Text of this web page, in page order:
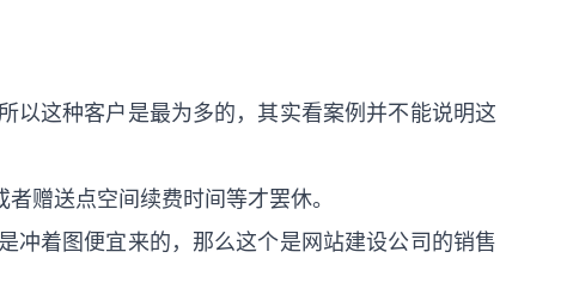
以这种客户是最为多的，其实看案例并不能说明这
赠送点空间续费时间等才罢休。
冲着图便宜来的，那么这个是网站建设公司的销售